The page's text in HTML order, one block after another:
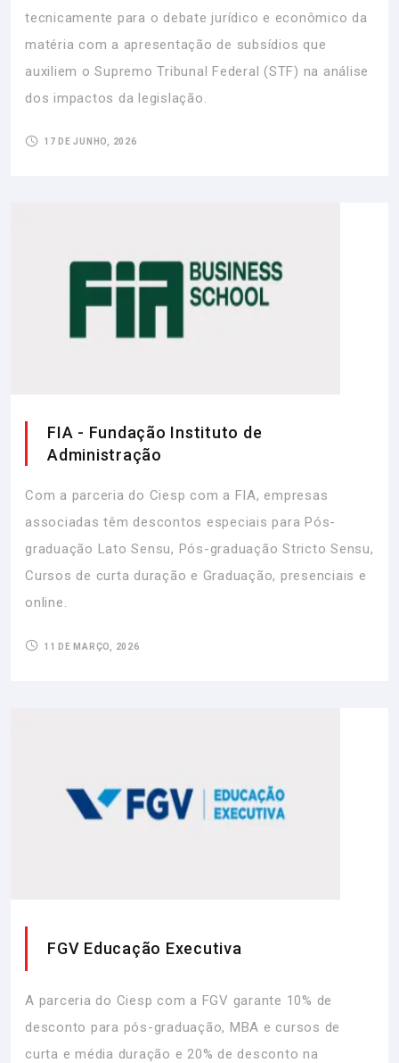
tecnicamente para o debate jurídico e econômico da
matéria com a apresentação de subsídios que
auxiliem o Supremo Tribunal Federal (STF) na análise
dos impactos da legislação.
17 DE JUNHO, 2026
FIA - Fundação Instituto de
Administração
Com a parceria do Ciesp com a FIA, empresas
associadas têm descontos especiais para Pós-
graduação Lato Sensu, Pós-graduação Stricto Sensu,
Cursos de curta duração e Graduação, presenciais e
online.
11 DE MARÇO, 2026
FGV Educação Executiva
A parceria do Ciesp com a FGV garante 10% de
desconto para pós-graduação, MBA e cursos de
curta e média duração e 20% de desconto na